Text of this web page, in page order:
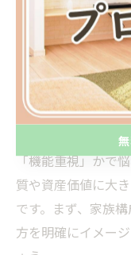
理想の住ま
の極意
リフォームで理
リフォームを考え
「機能重視」かで
質や資産価値に大
です。まず、家族
方を明確にイメー